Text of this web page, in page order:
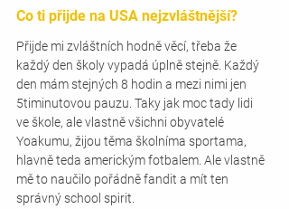
Co ti přijde na USA nejzvláštnější?
Přijde mi zvláštních hodně věcí, třeba že
každý den školy vypadá úplně stejně. Každý
den mám stejných 8 hodin a mezi nimi jen
5timinutovou pauzu. Taky jak moc tady lidi
ve škole, ale vlastně všichni obyvatelé
Yoakumu, žijou těma školníma sportama,
hlavně teda americkým fotbalem. Ale vlastně
mě to naučilo pořádně fandit a mít ten
správný school spirit.